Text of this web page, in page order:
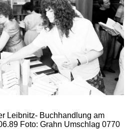
Leibnitz- Buchhandlung am
Foto: Grahn Umschlag 0770